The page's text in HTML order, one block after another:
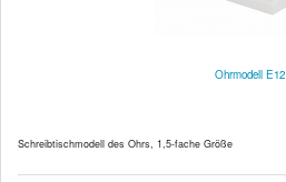
Ohrmodell E12
Schreibtischmodell des Ohrs, 1,5-fache Größe